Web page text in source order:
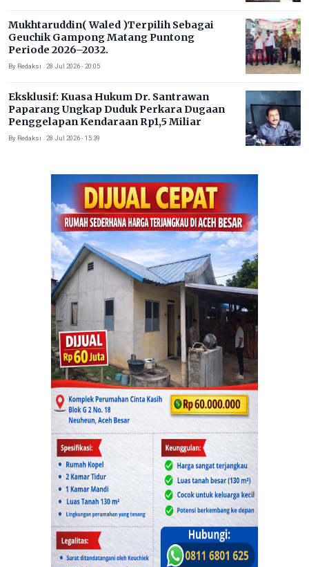
Mukhtaruddin( Waled )Terpilih Sebagai
Geuchik Gampong Matang Puntong
Periode 2026–2032.
By Redaksi . 28 Jul 2026 - 20:05
Eksklusif: Kuasa Hukum Dr. Santrawan
Paparang Ungkap Duduk Perkara Dugaan
Penggelapan Kendaraan Rp1,5 Miliar
By Redaksi . 28 Jul 2026 - 15:39